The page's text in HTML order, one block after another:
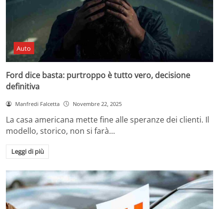
Auto
Ford dice basta: purtroppo è tutto vero, decisione
definitiva
Manfredi Falcetta Novembre 22, 2025
La casa americana mette fine alle speranze dei clienti. Il
modello, storico, non si farà…
Leggi di più